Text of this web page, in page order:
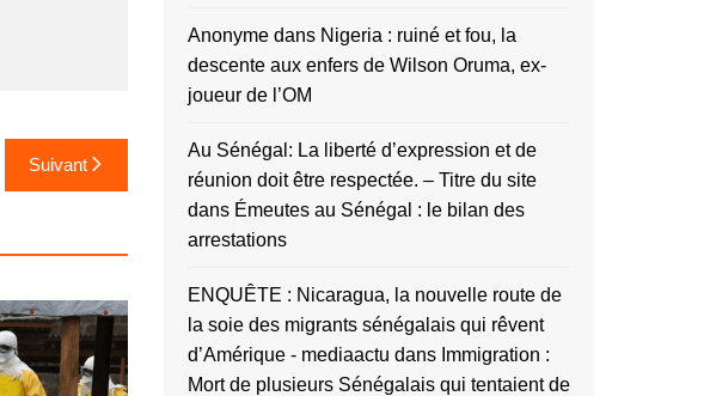
Suivant
Anonyme dans Nigeria : ruiné et fou, la
descente aux enfers de Wilson Oruma, ex-
joueur de l’OM
Au Sénégal: La liberté d’expression et de
réunion doit être respectée. – Titre du site
dans Émeutes au Sénégal : le bilan des
arrestations
ENQUÊTE : Nicaragua, la nouvelle route de
la soie des migrants sénégalais qui rêvent
d’Amérique - mediaactu dans Immigration :
Mort de plusieurs Sénégalais qui tentaient de